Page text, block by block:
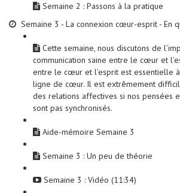
Semaine 2 : Passons à la pratique
Semaine 3 - La connexion cœur-esprit - En
Cette semaine, nous discutons de
communication saine entre le cœur et
entre le cœur et l’esprit est essentielle
ligne de cœur. Il est extrêmement
des relations affectives si nos pensées
sont pas synchronisés.
Aide-mémoire Semaine 3
Semaine 3 : Un peu de théorie
Semaine 3 : Vidéo (11:34)